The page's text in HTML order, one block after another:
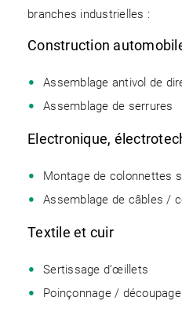
branches industrielles :
Construction
Assemblage antivol de
Assemblage de serrures
Electronique,
Montage de colonnettes
Assemblage de câbles /
Textile et cuir
Sertissage d’œillets
Poinçonnage /